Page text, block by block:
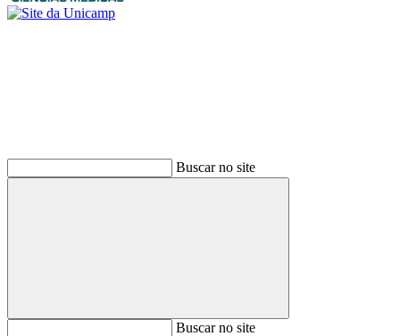
Buscar no site
BuscarBuscar no site